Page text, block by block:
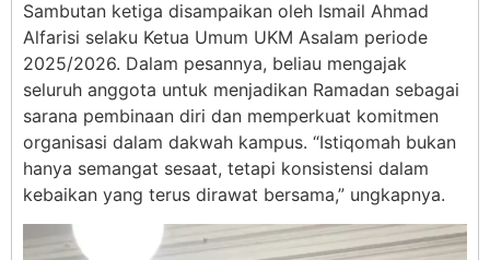
Sambutan ketiga disampaikan oleh Ismail Ahmad
Alfarisi selaku Ketua Umum UKM Asalam periode
2025/2026. Dalam pesannya, beliau mengajak
seluruh anggota untuk menjadikan Ramadan sebagai
sarana pembinaan diri dan memperkuat komitmen
organisasi dalam dakwah kampus. “Istiqomah bukan
hanya semangat sesaat, tetapi konsistensi dalam
kebaikan yang terus dirawat bersama,” ungkapnya.